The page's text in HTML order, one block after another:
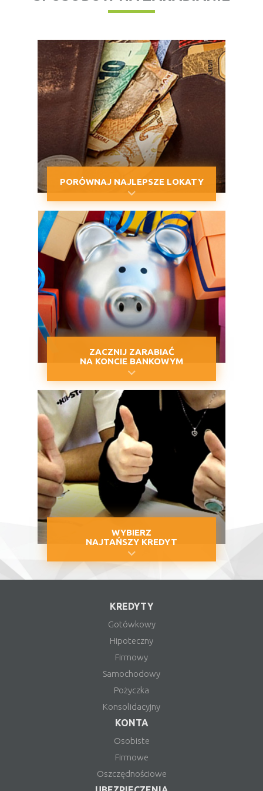
PORÓWNAJ NAJLEPSZE LOKATY
ZACZNIJ ZARABIAĆ
NA KONCIE BANKOWYM
WYBIERZ
NAJTAŃSZY KREDYT
KREDYTY
Gotówkowy
Hipoteczny
Firmowy
Samochodowy
Pożyczka
Konsolidacyjny
KONTA
Osobiste
Firmowe
Oszczędnościowe